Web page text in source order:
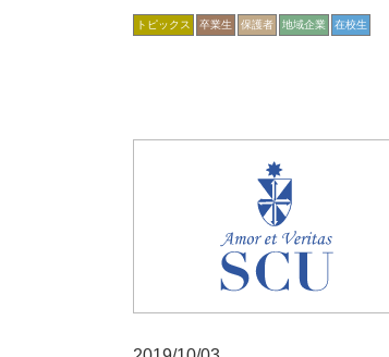
トピックス 卒業生 保護者 地域企業 在校生